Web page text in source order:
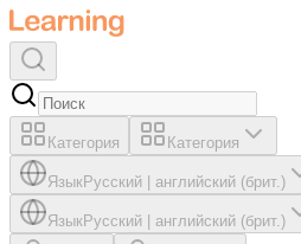
Категория Категория
ЯзыкРусский английский (брит.)
ЯзыкРусский английский (брит.)